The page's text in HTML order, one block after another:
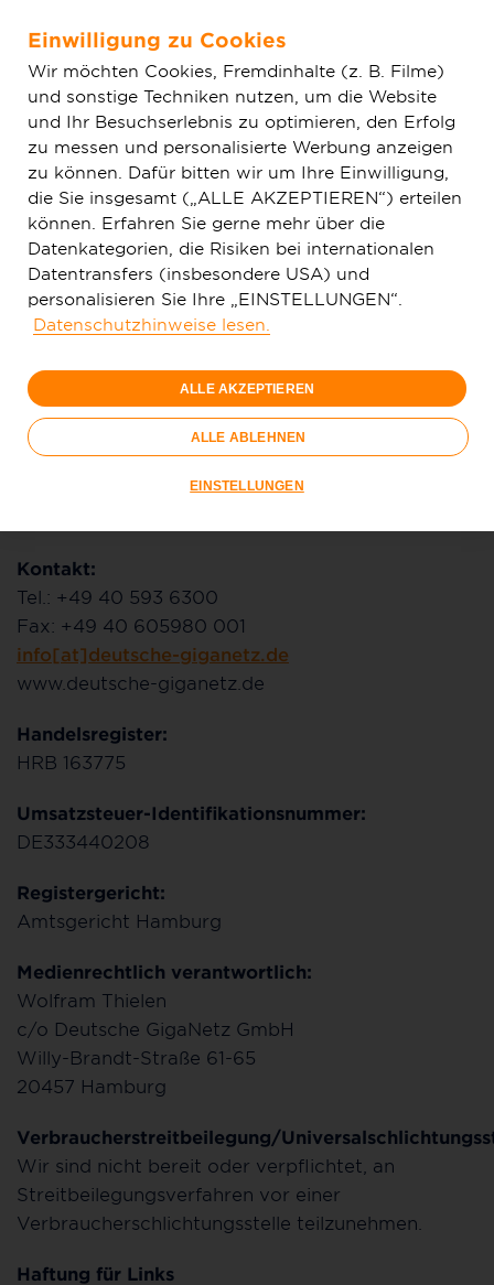
Zum Hauptinhalt springen
Impressum
Impressum
Angaben gemäß § 5 Digitale-Dienste-Gesetz
(DDG)
Deutsche GigaNetz GmbH
20457 Hamburg
Germany
Geschäftsführer:
Reinhard Sauer, Wolfram Thielen, Mirko
Kontakt:
Tel.: +49 40 593 6300
Fax: +49 40 605980 001
info[at]deutsche-giganetz.de
www.deutsche-giganetz.de
Handelsregister:
HRB 163775
Umsatzsteuer-Identifikationsnummer:
DE333440208
Registergericht:
Amtsgericht Hamburg
Medienrechtlich verantwortlich:
Wolfram Thielen
c/o Deutsche GigaNetz GmbH
Willy-Brandt-Straße 61-65
20457 Hamburg
Verbraucherstreitbeilegung/
Wir sind nicht bereit oder verpflichtet, an
Streitbeilegungsverfahren vor einer
Verbraucherschlichtungsstelle teilzunehmen.
Haftung für Links
Einwilligung zu Cookies
Wir möchten Cookies, Fremdinhalte (z. B. Filme)
und sonstige Techniken nutzen, um die Website
und Ihr Besuchserlebnis zu optimieren, den Erfolg
zu messen und personalisierte Werbung anzeigen
zu können. Dafür bitten wir um Ihre Einwilligung,
die Sie insgesamt („ALLE AKZEPTIEREN“) erteilen
können. Erfahren Sie gerne mehr über die
Datenkategorien, die Risiken bei internationalen
Datentransfers (insbesondere USA) und
personalisieren Sie Ihre „EINSTELLUNGEN“.
Datenschutzhinweise lesen.
ALLE AKZEPTIEREN
ALLE ABLEHNEN
EINSTELLUNGEN